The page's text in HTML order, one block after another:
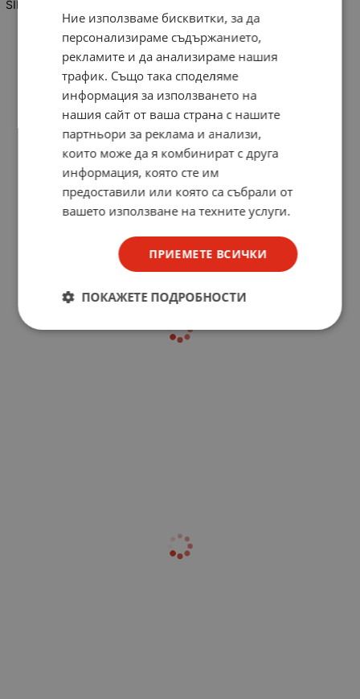
SIEMENS 6FX1121-2BB02 BOARD Siemens GE.570212.0003.10
Ние използваме бисквитки, за да
персонализираме съдържанието,
рекламите и да анализираме нашия
трафик. Също така споделяме
информация за използването на
нашия сайт от ваша страна с нашите
партньори за реклама и анализи,
които може да я комбинират с друга
информация, която сте им
предоставили или която са събрали от
вашето използване на техните услуги.
ПРИЕМЕТЕ ВСИЧКИ
ПОКАЖЕТЕ ПОДРОБНОСТИ